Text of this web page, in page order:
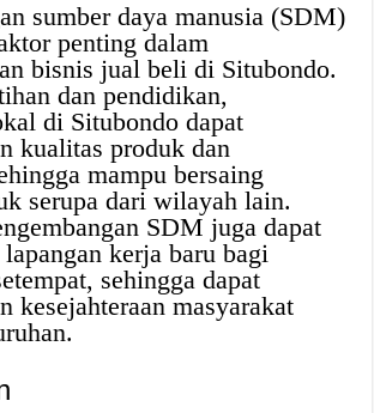
sumber daya manusia (SDM)
penting dalam
bisnis jual beli di Situbondo.
dan pendidikan,
di Situbondo dapat
kualitas produk dan
mampu bersaing
serupa dari wilayah lain.
SDM juga dapat
kerja baru bagi
sehingga dapat
kesejahteraan masyarakat